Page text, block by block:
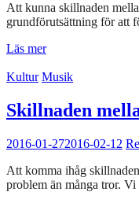
Att kunna skillnaden
grundförutsättning för att
Läs mer
Kultur Musik
Skillnaden
2016-01-272016-02-12
Att komma ihåg
problem än många tror. Vi